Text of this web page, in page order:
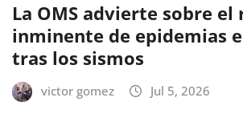
La OMS advierte sobre el
inminente de epidemias
tras los sismos
victor gomez Jul 5, 2026